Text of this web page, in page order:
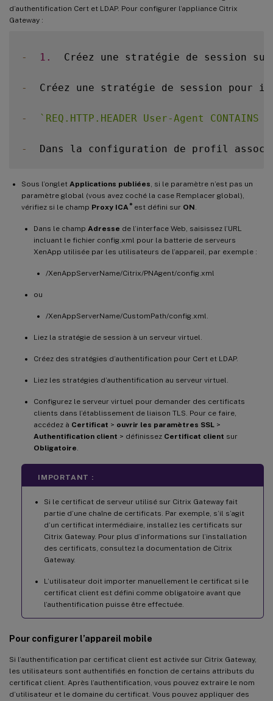
d’authentification Cert et LDAP. Pour configurer l’appliance Citrix
Gateway :
- 1.
Créez une stratégie de session
-
Créez une stratégie de session pour
- ` REQ.HTTP.HEADER User-Agent
-
Dans la configuration de profil
Sous l’onglet Applications publiées, si le paramètre n’est pas un
paramètre global (vous avez coché la case Remplacer global),
vérifiez si le champ Proxy ICA ®est défini sur ON.
Dans le champ Adresse de l’interface Web, saisissez l’URL
incluant le fichier config.xml pour la batterie de serveurs
XenApp utilisée par les utilisateurs de l’appareil, par exemple :
/XenAppServerName/Citrix/PNAgent/config.xml
ou
/XenAppServerName/CustomPath/config.xml.
Liez la stratégie de session à un serveur virtuel.
Créez des stratégies d’authentification pour Cert et LDAP.
Liez les stratégies d’authentification au serveur virtuel.
Configurez le serveur virtuel pour demander des certificats
clients dans l’établissement de liaison TLS. Pour ce faire,
accédez à Certificat > ouvrir les paramètres SSL >
Authentification client > définissez Certificat client sur
Obligatoire.
IMPORTANT :
Si le certificat de serveur utilisé sur Citrix Gateway fait
partie d’une chaîne de certificats. Par exemple, s’il s’agit
d’un certificat intermédiaire, installez les certificats sur
Citrix Gateway. Pour plus d’informations sur l’installation
des certificats, consultez la documentation de Citrix
Gateway.
L’utilisateur doit importer manuellement le certificat si le
certificat client est défini comme obligatoire avant que
l’authentification puisse être effectuée.
Pour configurer l’appareil mobile
Si l’authentification par certificat client est activée sur Citrix Gateway,
les utilisateurs sont authentifiés en fonction de certains attributs du
certificat client. Après l’authentification, vous pouvez extraire le nom
d’utilisateur et le domaine du certificat. Vous pouvez appliquer des